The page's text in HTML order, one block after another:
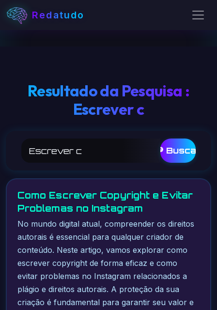
Redatudo
Resultado da Pesquisa :
Escrever c
🔎 Buscar
Como Escrever Copyright e Evitar
Problemas no Instagram
No mundo digital atual, compreender os direitos
autorais é essencial para qualquer criador de
conteúdo. Neste artigo, vamos explorar como
escrever copyright de forma eficaz e como
evitar problemas no Instagram relacionados a
plágio e direitos autorais. A proteção da sua
criação é fundamental para garantir seu valor e